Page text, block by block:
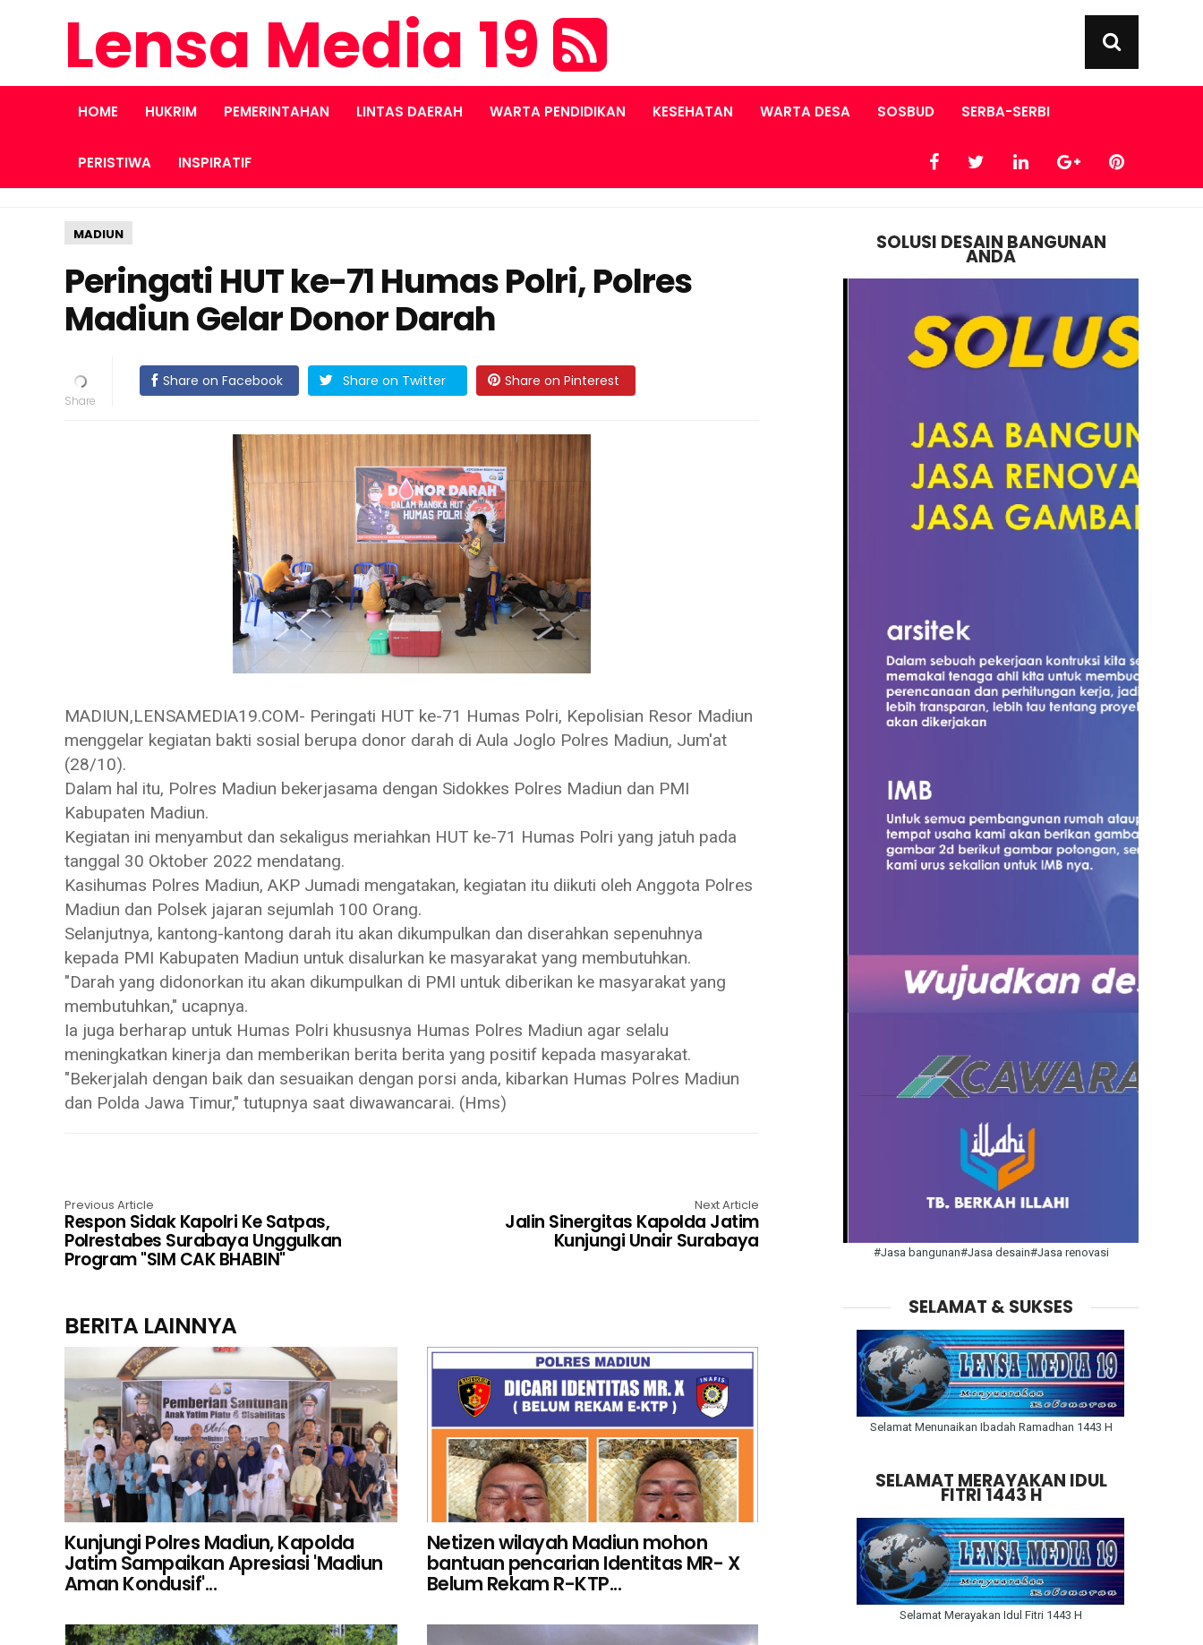
Lensa Media 19
HOME HUKRIM PEMERINTAHAN LINTAS DAERAH WARTA PENDIDIKAN KESEHATAN WARTA DESA SOSBUD SERBA-SERBI
PERISTIWA INSPIRATIF
MADIUN
Peringati HUT ke-71 Humas Polri, Polres
Madiun Gelar Donor Darah
Share on Facebook Share on Twitter Share on Pinterest
MADIUN,LENSAMEDIA19.COM- Peringati HUT ke-71 Humas Polri, Kepolisian Resor Madiun
menggelar kegiatan bakti sosial berupa donor darah di Aula Joglo Polres Madiun, Jum'at
(28/10).
Dalam hal itu, Polres Madiun bekerjasama dengan Sidokkes Polres Madiun dan PMI
Kabupaten Madiun.
Kegiatan ini menyambut dan sekaligus meriahkan HUT ke-71 Humas Polri yang jatuh pada
tanggal 30 Oktober 2022 mendatang.
Kasihumas Polres Madiun, AKP Jumadi mengatakan, kegiatan itu diikuti oleh Anggota Polres
Madiun dan Polsek jajaran sejumlah 100 Orang.
Selanjutnya, kantong-kantong darah itu akan dikumpulkan dan diserahkan sepenuhnya
kepada PMI Kabupaten Madiun untuk disalurkan ke masyarakat yang membutuhkan.
"Darah yang didonorkan itu akan dikumpulkan di PMI untuk diberikan ke masyarakat yang
membutuhkan," ucapnya.
Ia juga berharap untuk Humas Polri khususnya Humas Polres Madiun agar selalu
meningkatkan kinerja dan memberikan berita berita yang positif kepada masyarakat.
"Bekerjalah dengan baik dan sesuaikan dengan porsi anda, kibarkan Humas Polres Madiun
dan Polda Jawa Timur," tutupnya saat diwawancarai. (Hms)
Previous Article
Respon Sidak Kapolri Ke Satpas,
Polrestabes Surabaya Unggulkan
Program "SIM CAK BHABIN"
Next Article
Jalin Sinergitas Kapolda Jatim
Kunjungi Unair Surabaya
BERITA LAINNYA
Kunjungi Polres Madiun, Kapolda
Jatim Sampaikan Apresiasi 'Madiun
Aman Kondusif'...
Netizen wilayah Madiun mohon
bantuan pencarian Identitas MR- X
Belum Rekam R-KTP...
SOLUSI DESAIN BANGUNAN
ANDA
#Jasa bangunan#Jasa desain#Jasa renovasi
SELAMAT & SUKSES
Selamat Menunaikan Ibadah Ramadhan 1443 H
SELAMAT MERAYAKAN IDUL
FITRI 1443 H
Selamat Merayakan Idul Fitri 1443 H